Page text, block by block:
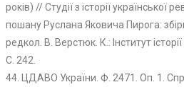
років) // Студії з історії української
пошану Руслана Яковича Пирога:
редкол. В. Верстюк. К.: Інститут
С. 242.
44. ЦДАВО України. Ф. 2471. Оп. 1.